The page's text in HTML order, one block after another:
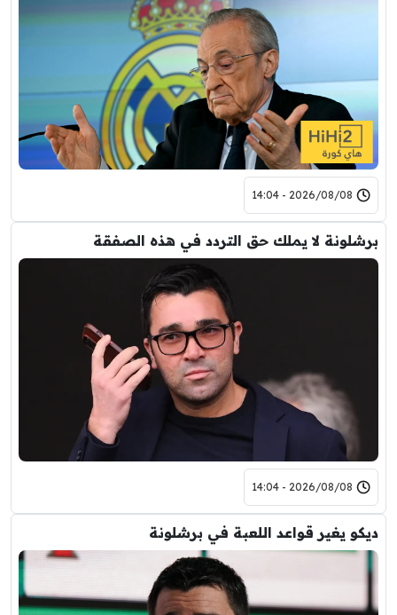
2026/08/08 - 14:04
برشلونة لا يملك حق التردد في هذه الصفقة
2026/08/08 - 14:04
ديكو يغير قواعد اللعبة في برشلونة